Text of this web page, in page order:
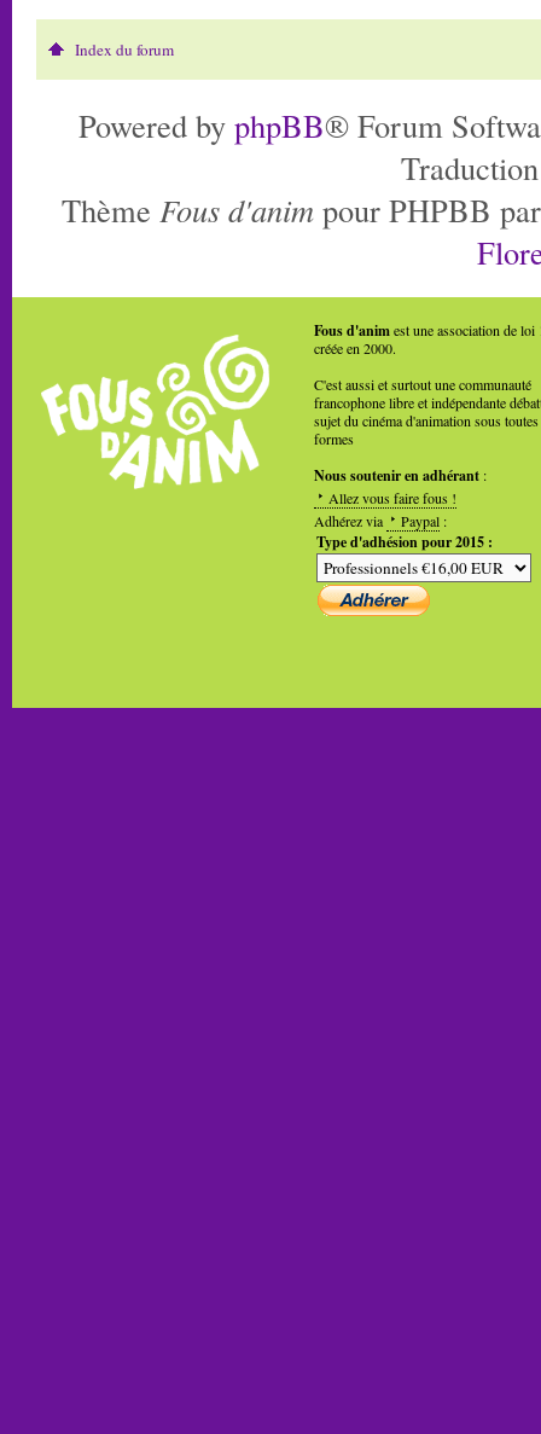
Index du forum
Powered by phpBB® Forum
Thème Fous d'anim pour PHPBB
Fous d'animest une association de loi
créée en 2000.
C'est aussi et surtout une communauté
francophone libre et indépendante
sujet du cinéma d'animation sous toutes
formes
Nous soutenir en adhérant :
Allez vous faire fous !
Adhérez via
Paypal :
Type d'adhésion pour 2015 :